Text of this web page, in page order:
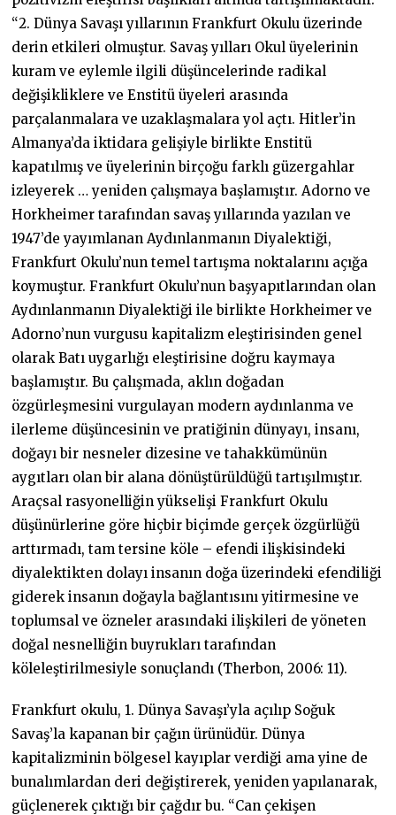
“2. Dünya Savaşı yıllarının Frankfurt Okulu üzerinde
derin etkileri olmuştur. Savaş yılları Okul üyelerinin
kuram ve eylemle ilgili düşüncelerinde radikal
değişikliklere ve Enstitü üyeleri arasında
parçalanmalara ve uzaklaşmalara yol açtı. Hitler’in
Almanya’da iktidara gelişiyle birlikte Enstitü
kapatılmış ve üyelerinin birçoğu farklı güzergahlar
izleyerek … yeniden çalışmaya başlamıştır. Adorno ve
Horkheimer tarafından savaş yıllarında yazılan ve
1947’de yayımlanan Aydınlanmanın Diyalektiği,
Frankfurt Okulu’nun temel tartışma noktalarını açığa
koymuştur. Frankfurt Okulu’nun başyapıtlarından olan
Aydınlanmanın Diyalektiği ile birlikte Horkheimer ve
Adorno’nun vurgusu kapitalizm eleştirisinden genel
olarak Batı uygarlığı eleştirisine doğru kaymaya
başlamıştır. Bu çalışmada, aklın doğadan
özgürleşmesini vurgulayan modern aydınlanma ve
ilerleme düşüncesinin ve pratiğinin dünyayı, insanı,
doğayı bir nesneler dizesine ve tahakkümünün
aygıtları olan bir alana dönüştürüldüğü tartışılmıştır.
Araçsal rasyonelliğin yükselişi Frankfurt Okulu
düşünürlerine göre hiçbir biçimde gerçek özgürlüğü
arttırmadı, tam tersine köle – efendi ilişkisindeki
diyalektikten dolayı insanın doğa üzerindeki efendiliği
giderek insanın doğayla bağlantısını yitirmesine ve
toplumsal ve özneler arasındaki ilişkileri de yöneten
doğal nesnelliğin buyrukları tarafından
köleleştirilmesiyle sonuçlandı (Therbon, 2006: 11).
Frankfurt okulu, 1. Dünya Savaşı’yla açılıp Soğuk
Savaş’la kapanan bir çağın ürünüdür. Dünya
kapitalizminin bölgesel kayıplar verdiği ama yine de
bunalımlardan deri değiştirerek, yeniden yapılanarak,
güçlenerek çıktığı bir çağdır bu. “Can çekişen